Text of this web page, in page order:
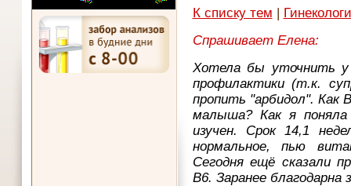
К списку тем |
Спрашивает Елена:
Хотела бы уточнить у
профилактики (т.к.
пропить "арбидол". Как
малыша? Как я
изучен. Срок 14,1
нормальное, пью
Сегодня ещё сказали
В6. Заранее благодарна